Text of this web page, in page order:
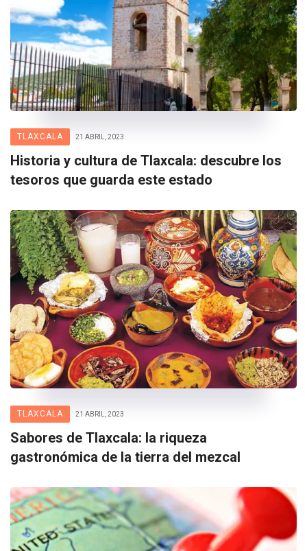
TLAXCALA 21 ABRIL, 2023
Historia y cultura de Tlaxcala: descubre los
tesoros que guarda este estado
TLAXCALA 21 ABRIL, 2023
Sabores de Tlaxcala: la riqueza
gastronómica de la tierra del mezcal